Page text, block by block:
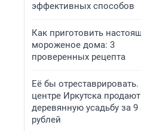
эффективных способов
Как приготовить
мороженое дома: 3
проверенных рецепта
Её бы отреставрировать.
центре Иркутска продают
деревянную усадьбу за
рублей